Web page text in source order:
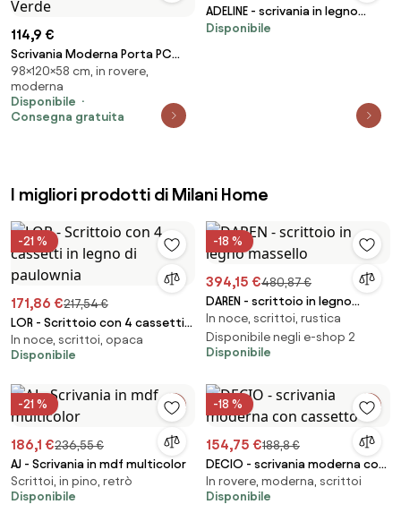
114,9 €
Scrivania Moderna Porta PC
120x58x98 Con Ripiani Laterali
Pixel Rovere E Verde
98×120×58 cm, in rovere,
moderna
Disponibile
Consegna gratuita
ADELINE - scrivania in legno
colorato
Disponibile
I migliori prodotti di Milani Home
-21 %
171,86 €217,54 €
LOR - Scrittoio con 4 cassetti
in legno di paulownia
In noce, scrittoi, opaca
Disponibile
-18 %
394,15 €480,87 €
DAREN - scrittoio in legno
massello
In noce, scrittoi, rustica
Disponibile negli e-shop 2
Disponibile
-21 %
186,1 €236,55 €
AJ - Scrivania in mdf multicolor
Scrittoi, in pino, retrò
Disponibile
-18 %
154,75 €188,8 €
DECIO - scrivania moderna con
cassetto
In rovere, moderna, scrittoi
Disponibile